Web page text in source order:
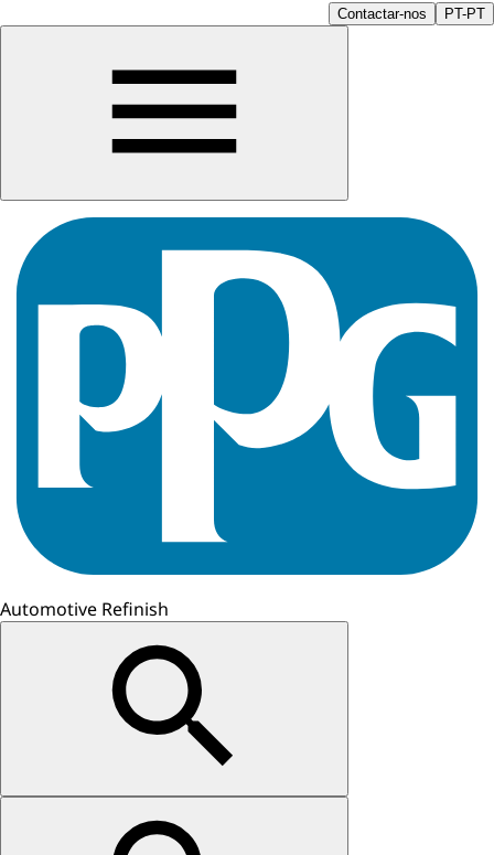
Contactar-nos PT-PT
Automotive Refinish